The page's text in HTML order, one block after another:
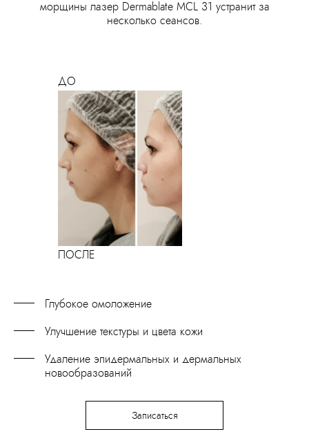
морщины лазер Dermablate MCL 31 устранит за
несколько сеансов.
Глубокое омоложение
Улучшение текстуры и цвета кожи
Удаление эпидермальных и дермальных
новообразований
Записаться